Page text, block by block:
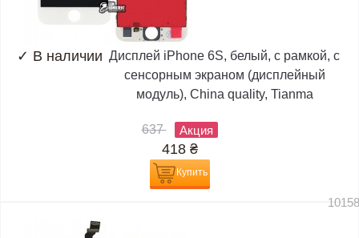
✓ В наличии Дисплей iPhone 6S, белый, с рамкой, с
сенсорным экраном (дисплейный
модуль), China quality, Tianma
637 Акция
418 ₴
Купить